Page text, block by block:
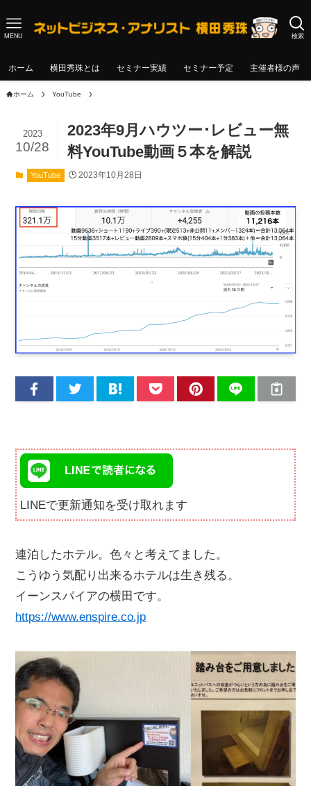
検索
MENU
ホーム 横田秀珠とは セミナー実績 セミナー予定 主催者様の声
ホーム YouTube
2023年9月ハウツー･レビュー無
料YouTube動画５本を解説
2023
10/28
YouTube 2023年10月28日
LINEで更新通知を受け取れます
連泊したホテル。色々と考えてました。
こうゆう気配り出来るホテルは生き残る。
イーンスパイアの横田です。
https://www.enspire.co.jp